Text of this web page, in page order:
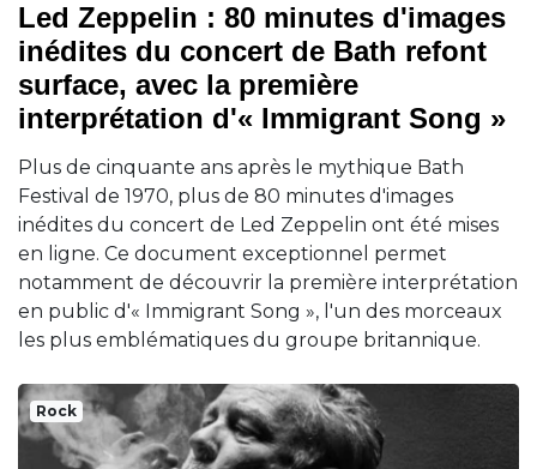
Led Zeppelin : 80 minutes d'images
inédites du concert de Bath refont
surface, avec la première
interprétation d'« Immigrant Song »
Plus de cinquante ans après le mythique Bath
Festival de 1970, plus de 80 minutes d'images
inédites du concert de Led Zeppelin ont été mises
en ligne. Ce document exceptionnel permet
notamment de découvrir la première interprétation
en public d'« Immigrant Song », l'un des morceaux
les plus emblématiques du groupe britannique.
Rock